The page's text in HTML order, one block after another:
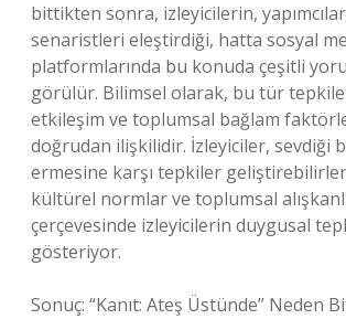
bittikten sonra, izleyicilerin,
senaristleri eleştirdiği, hatta sosyal
platformlarında bu konuda çeşitli
görülür. Bilimsel olarak, bu tür
etkileşim ve toplumsal bağlam
doğrudan ilişkilidir. İzleyiciler, sevdiği
ermesine karşı tepkiler
kültürel normlar ve toplumsal
çerçevesinde izleyicilerin duygusal
gösteriyor.
Sonuç: “Kanıt: Ateş Üstünde” Neden